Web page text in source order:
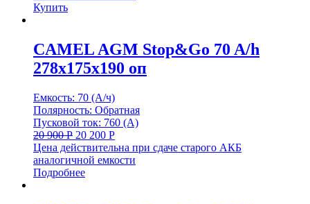
Купить
CAMEL AGM Stop&Go 70 A/h
278x175x190 оп
Емкость: 70 (А/ч)
Полярность: Обратная
Пусковой ток: 760 (А)
20 900Р 20 200 Р
Цена действительна при сдаче старого АКБ
аналогичной емкости
Подробнее